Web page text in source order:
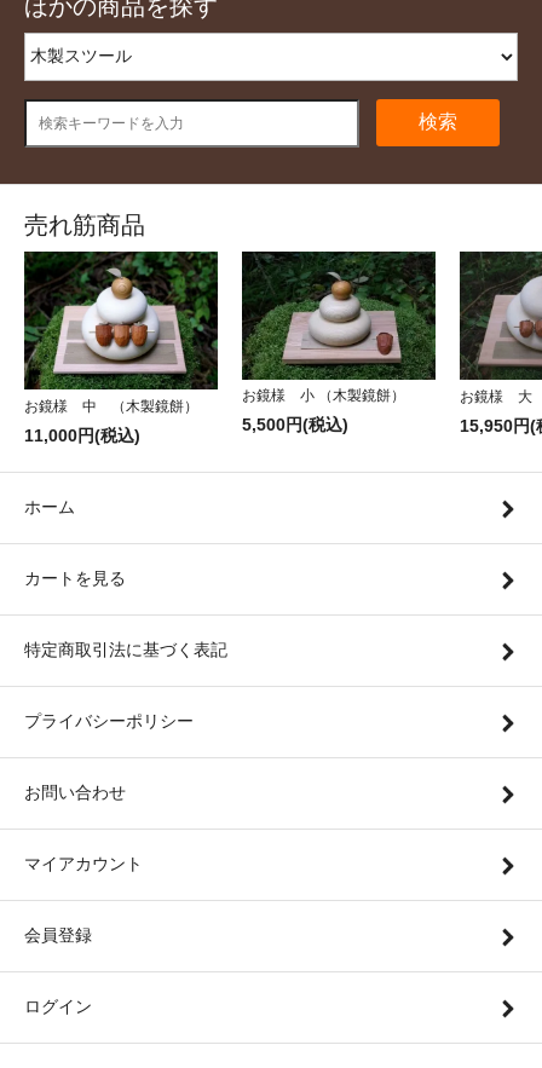
ほかの商品を探す
検索
売れ筋商品
お鏡様 中 （木製鏡餅）
11,000円(税込)
お鏡様 小 （木製鏡餅）
5,500円(税込)
お鏡様 大
15,950円(
ホーム
カートを見る
特定商取引法に基づく表記
プライバシーポリシー
お問い合わせ
マイアカウント
会員登録
ログイン